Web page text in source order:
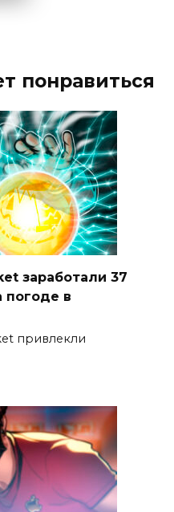
понравиться
заработали 37
погоде в
привлекли